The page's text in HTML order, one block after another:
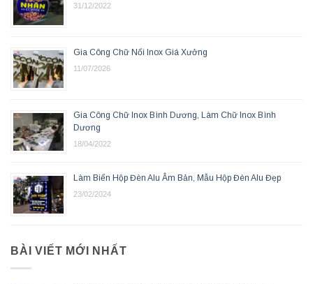
31/12/2022
Gia Công Chữ Nổi Inox Giá Xưởng
11/07/2026
Gia Công Chữ Inox Bình Dương, Làm Chữ Inox Bình
Dương
18/04/2022
Làm Biển Hộp Đèn Alu Âm Bản, Mẫu Hộp Đèn Alu Đẹp
23/02/2024
BÀI VIẾT MỚI NHẤT